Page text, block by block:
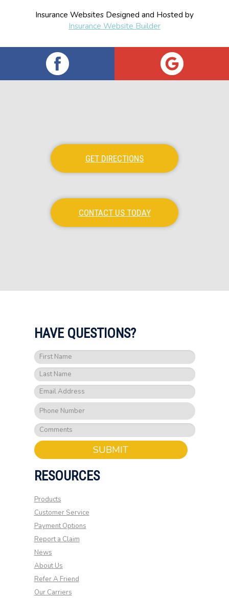
Insurance Websites Designed and Hosted by
Insurance Website Builder
GET DIRECTIONS
CONTACT US TODAY
HAVE QUESTIONS?
SUBMIT
RESOURCES
Products
Customer Service
Payment Options
Report a Claim
News
About Us
Refer A Friend
Our Carriers